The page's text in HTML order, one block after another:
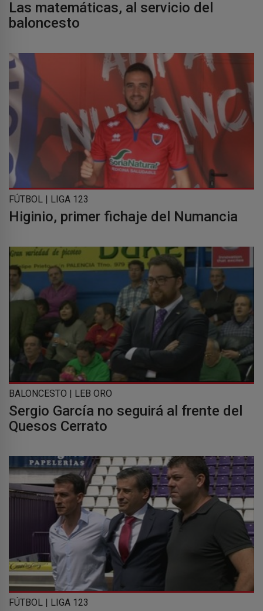
Las matemáticas, al servicio del
baloncesto
FÚTBOL | LIGA 123
Higinio, primer fichaje del Numancia
BALONCESTO | LEB ORO
Sergio García no seguirá al frente del
Quesos Cerrato
FÚTBOL | LIGA 123